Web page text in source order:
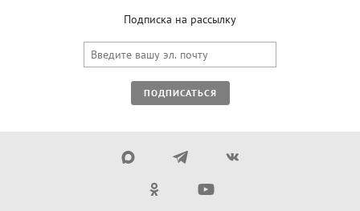
Подписка на рассылку
ПОДПИСАТЬСЯ